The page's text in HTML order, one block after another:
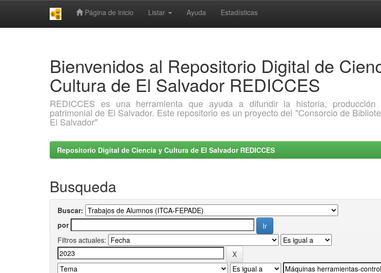
Página de inicio Listar Ayuda Estadísticas
Bienvenidos al Repositorio Digital de
Cultura de El Salvador REDICCES
REDICCES es una herramienta que ayuda a difundir la historia,
patrimonial de El Salvador. Este repositorio es un proyecto del "Consorcio de
El Salvador"
Repositorio Digital de Ciencia y Cultura de El Salvador REDICCES
Busqueda
Buscar:
por
Filtros actuales: